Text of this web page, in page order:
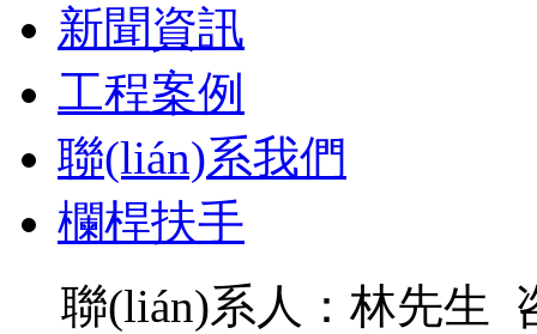
新聞資訊
工程案例
聯(lián)系我們
欄桿扶手
聯(lián)系人：林先生